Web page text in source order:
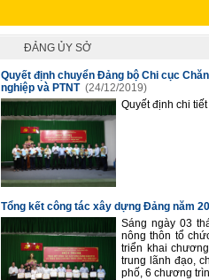
ĐẢNG ỦY SỞ
Quyết định chuyển Đảng bộ Chi cục
nghiệp và PTNT (24/12/2019)
Quyết định chi
Tổng kết công tác xây dựng Đảng năm
Sáng ngày 03
nông thôn tổ
triển khai
trung lãnh đạo,
phố, 6 chương